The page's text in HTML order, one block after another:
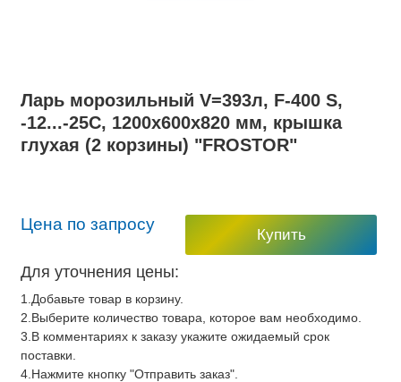
Ларь морозильный V=393л, F-400 S,
-12...-25С, 1200х600х820 мм, крышка
глухая (2 корзины) "FROSTOR"
Цена по запросу
Купить
Для уточнения цены:
1.Добавьте товар в корзину.
2.Выберите количество товара, которое вам необходимо.
3.В комментариях к заказу укажите ожидаемый срок
поставки.
4.Нажмите кнопку "Отправить заказ".